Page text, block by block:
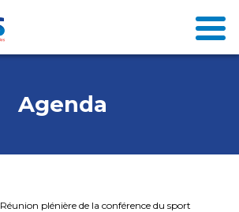
Agenda
Réunion plénière de la conférence du sport